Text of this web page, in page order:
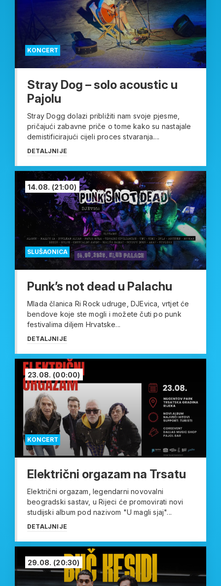
KONCERT
Stray Dog – solo acoustic u
Pajolu
Stray Dogg dolazi približiti nam svoje pjesme,
pričajući zabavne priče o tome kako su nastajale
demistificirajući cijeli proces stvaranja....
DETALJNIJE
SLUŠAONICA
14.08. (21:00)
Punk’s not dead u Palachu
Mlada članica Ri Rock udruge, DJEvica, vrtjet će
bendove koje ste mogli i možete čuti po punk
festivalima diljem Hrvatske...
DETALJNIJE
KONCERT
23.08. (00:00)
Električni orgazam na Trsatu
Električni orgazam, legendarni novovalni
beogradski sastav, u Rijeci će promovirati novi
studijski album pod nazivom "U magli sjaj"...
DETALJNIJE
29.08. (20:30)